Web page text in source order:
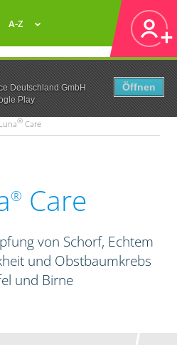
Deutschland GmbH
Play
Öffnen
A-Z
® Care
® Care
von Schorf, Echtem
und Obstbaumkrebs
und Birne